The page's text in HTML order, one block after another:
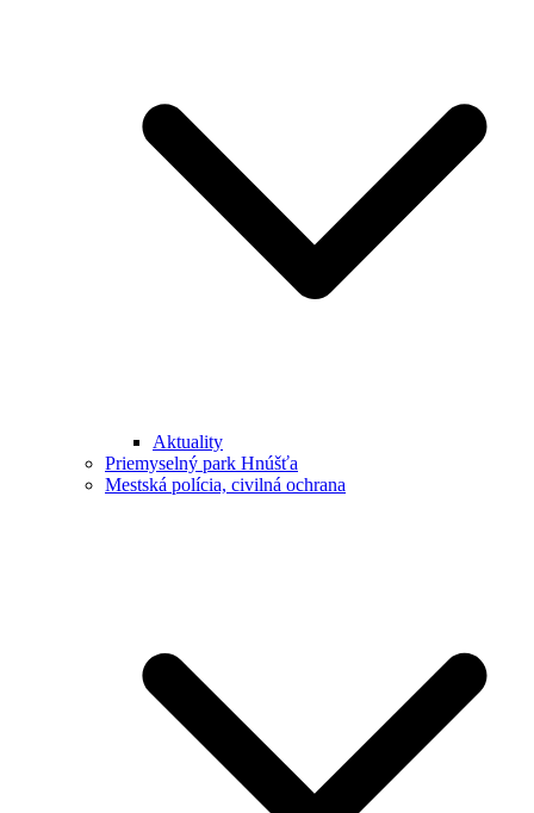
Aktuality
Priemyselný park Hnúšťa
Mestská polícia, civilná ochrana